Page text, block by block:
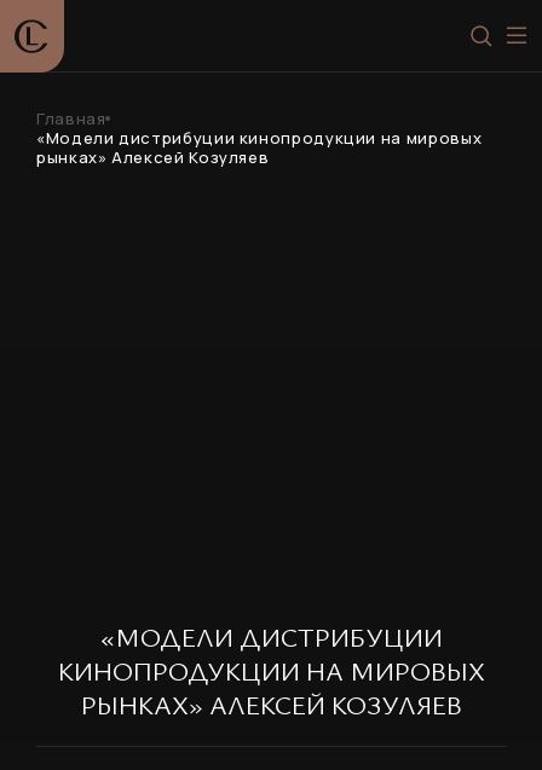
Главная
«Модели дистрибуции кинопродукции на мировых
рынках» Алексей Козуляев
«МОДЕЛИ ДИСТРИБУЦИИ
КИНОПРОДУКЦИИ НА МИРОВЫХ
РЫНКАХ» АЛЕКСЕЙ КОЗУЛЯЕВ